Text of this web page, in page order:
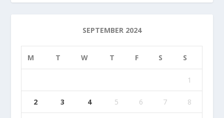
SEPTEMBER 2024
M T W T F S S
1
2 3 4 5 6 7 8